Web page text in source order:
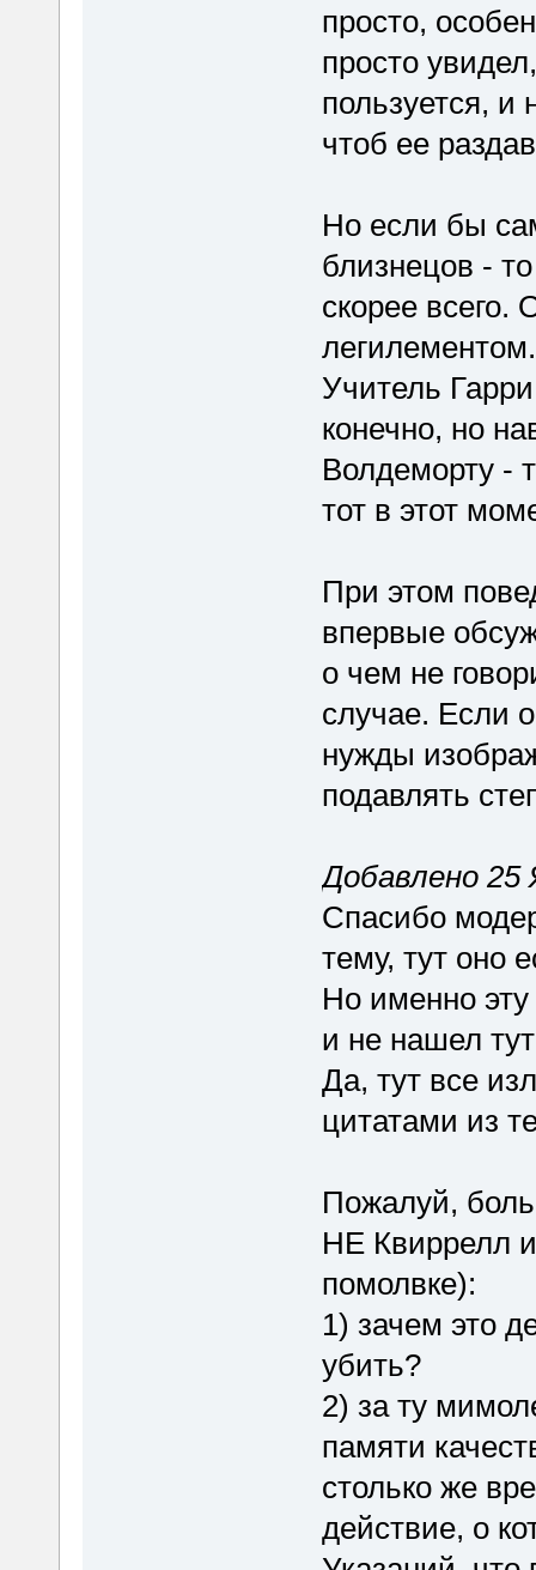
просто,
просто
пользуется, и
чтоб ее
Но если бы
близнецов -
скорее
легилементом.
Учитель
конечно, но
Волдеморту -
тот в этот
При этом
впервые
о чем не
случае. Если
нужды
подавлять
Добавлено 25
Спасибо
тему, тут оно
Но именно
и не нашел
Да, тут все
цитатами из
Пожалуй,
НЕ Квиррелл
помолвке):
1) зачем это
убить?
2) за ту
памяти
столько же
действие, о